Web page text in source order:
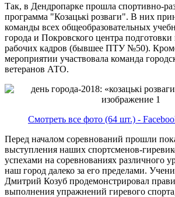
Так, в Дендропарке прошла спортивно-
программа "Козацькі розваги". В них
команды всех общеобразовательных
города и Покровского центра
рабочих кадров (бывшее ПТУ №50). Кроме
мероприятии участвовала команда
ветеранов АТО.
Смотреть все фото (64 шт.) -
Перед началом соревнований прошли
выступления наших спортсменов-
успехами на соревнованиях различного
наш город далеко за его пределами.
Дмитрий Козуб продемонстрировал
выполнения упражнений гиревого